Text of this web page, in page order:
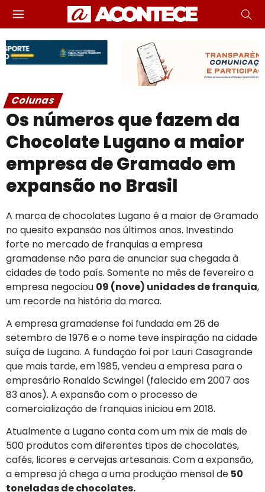
Colunas
Os números que fazem da
Chocolate Lugano a maior
empresa de Gramado em
expansão no Brasil
A marca de chocolates Lugano é a maior de Gramado
no quesito expansão nos últimos anos. Investindo
forte no mercado de franquias a empresa
gramadense não para de anunciar sua chegada à
cidades de todo país. Somente no mês de fevereiro a
empresa negociou 09 (nove) unidades de franquia,
um recorde na história da marca.
A empresa gramadense foi fundada em 26 de
setembro de 1976 e o nome teve inspiração na cidade
suíça de Lugano. A fundação foi por Lauri Casagrande
que mais tarde, em 1985, vendeu a empresa para o
empresário Ronaldo Scwingel (falecido em 2007 aos
83 anos). A expansão com o processo de
comercialização de franquias iniciou em 2018.
Atualmente a Lugano conta com um mix de mais de
500 produtos com diferentes tipos de chocolates,
cafés, licores e cervejas artesanais. Com a expansão,
a empresa já chega a uma produção mensal de 50
toneladas de chocolates.